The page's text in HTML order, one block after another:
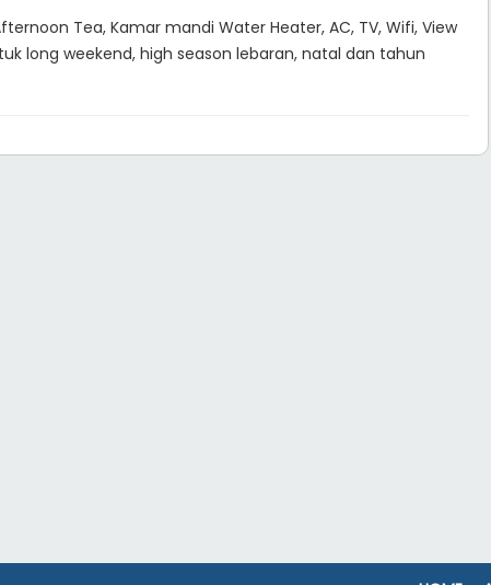
Tea, Kamar mandi Water Heater, AC, TV, Wifi, View
long weekend, high season lebaran, natal dan tahun